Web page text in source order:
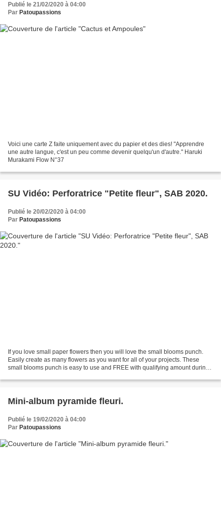
Publié le 21/02/2020 à 04:00
Par Patoupassions
Voici une carte Z faite uniquement avec du papier et des dies! "Apprendre
une autre langue, c'est un peu comme devenir quelqu'un d'autre." Haruki
Murakami Flow N°37
SU Vidéo: Perforatrice "Petite fleur", SAB 2020.
Publié le 20/02/2020 à 04:00
Par Patoupassions
If you love small paper flowers then you will love the small blooms punch.
Easily create as many flowers as you want for all of your projects. These
small blooms punch is easy to use and FREE with qualifying amount during
Mini-album pyramide fleuri.
Publié le 19/02/2020 à 04:00
Par Patoupassions